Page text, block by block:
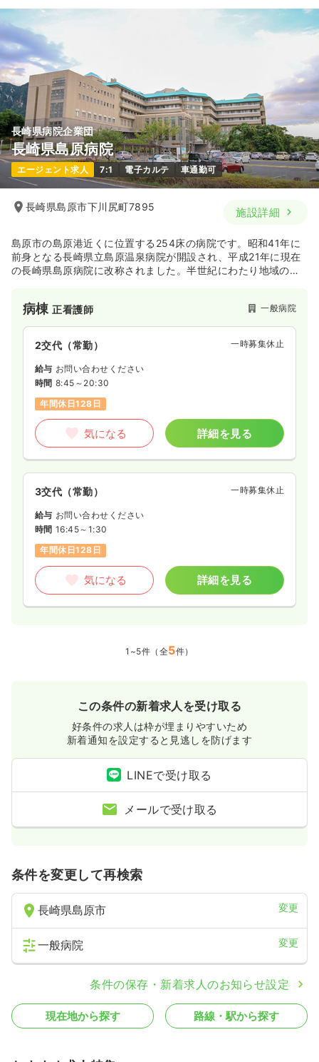
給与
時間 8:30～17:30
月給24万円以上可
気になる 詳細を見る
長崎県病院企業団
長崎県島原病院
エージェント求人 7:1 電子カルテ 車通勤可
長崎県島原市下川尻町7895 施設詳細
島原市の島原港近くに位置する254床の病院です。昭和41年に
前身となる長崎県立島原温泉病院が開設され、平成21年に現在
の長崎県島原病院に改称されました。半世紀にわたり地域の中
病棟正看護師 一般病院
2交代（常勤） 一時募集休止
給与 お問い合わせください
時間 8:45～20:30
年間休日128日
気になる 詳細を見る
3交代（常勤） 一時募集休止
給与 お問い合わせください
時間 16:45～1:30
年間休日128日
気になる 詳細を見る
1~5件（全5件）
この条件の新着求人を受け取る
好条件の求人は枠が埋まりやすいため
新着通知を設定すると見逃しを防げます
LINEで受け取る
メールで受け取る
条件を変更して再検索
長崎県島原市 変更
一般病院 変更
条件の保存・新着求人のお知らせ設定
現在地から探す 路線・駅から探す